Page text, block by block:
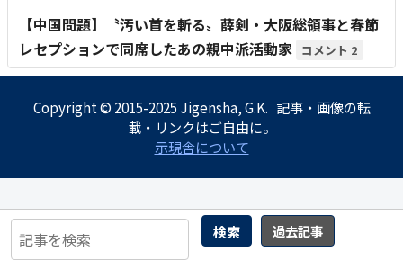
検索 過去記事
【中国問題】〝汚い首を斬る〟薛剣・大阪総領事と春節
レセプションで同席したあの親中派活動家
2
Copyright © 2015-2025 Jigensha, G.K. 記事・画像の転
載・リンクはご自由に。
示現舎について